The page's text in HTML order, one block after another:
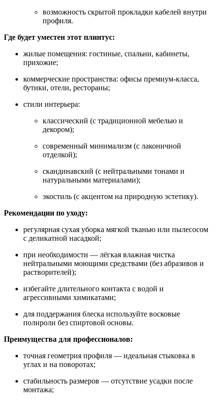
возможность скрытой прокладки кабелей внутри
профиля.
Где будет уместен этот плинтус:
жилые помещения: гостиные, спальни, кабинеты,
прихожие;
коммерческие пространства: офисы премиум‑класса,
бутики, отели, рестораны;
стили интерьера:
классический (с традиционной мебелью и
декором);
современный минимализм (с лаконичной
отделкой);
скандинавский (с нейтральными тонами и
натуральными материалами);
экостиль (с акцентом на природную эстетику).
Рекомендации по уходу:
регулярная сухая уборка мягкой тканью или пылесосом
с деликатной насадкой;
при необходимости — лёгкая влажная чистка
нейтральными моющими средствами (без абразивов и
растворителей);
избегайте длительного контакта с водой и
агрессивными химикатами;
для поддержания блеска используйте восковые
полироли без спиртовой основы.
Преимущества для профессионалов:
точная геометрия профиля — идеальная стыковка в
углах и на поворотах;
стабильность размеров — отсутствие усадки после
монтажа;